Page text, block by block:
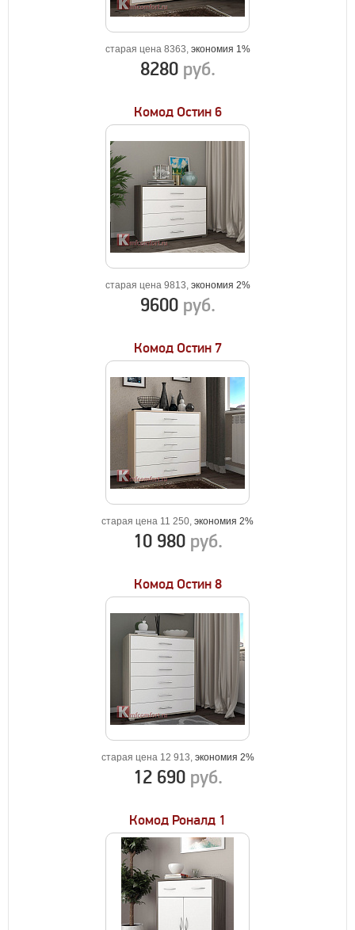
старая цена 8363, экономия 1%
8280 руб.
Комод Остин 6
старая цена 9813, экономия 2%
9600 руб.
Комод Остин 7
старая цена 11 250, экономия 2%
10 980 руб.
Комод Остин 8
старая цена 12 913, экономия 2%
12 690 руб.
Комод Роналд 1